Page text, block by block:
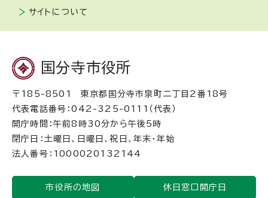
サイトについて
国分寺市役所
〒185-8501 東京都国分寺市泉町二丁目2番18号
代表電話番号：042-325-0111（代表）
開庁時間：午前8時30分から午後5時
閉庁日：土曜日、日曜日、祝日、年末・年始
法人番号：1000020132144
市役所の地図 休日窓口開庁日